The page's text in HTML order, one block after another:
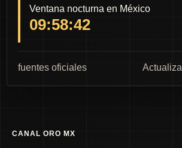
Ventana nocturna en México
09:58:41
fuentes oficiales
CANAL ORO MX